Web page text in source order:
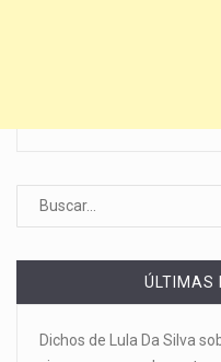
ÚLTIMAS
Dichos de Lula Da Silva